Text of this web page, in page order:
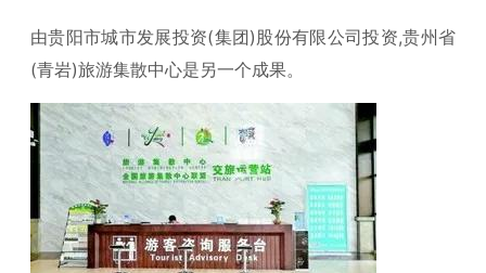
由贵阳市城市发展投资(集团)股份有限公司投资,贵州省
(青岩)旅游集散中心是另一个成果。